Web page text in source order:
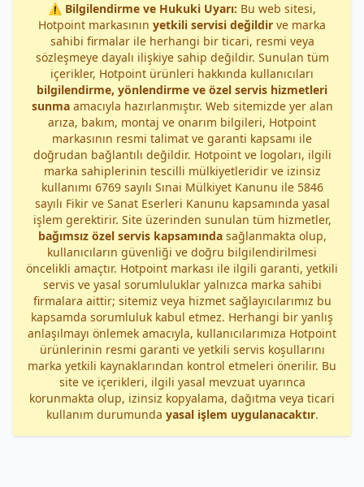
⚠️ Bilgilendirme ve Hukuki Uyarı: Bu web sitesi,
Hotpoint markasının yetkili servisi değildir ve marka
sahibi firmalar ile herhangi bir ticari, resmi veya
sözleşmeye dayalı ilişkiye sahip değildir. Sunulan tüm
içerikler, Hotpoint ürünleri hakkında kullanıcıları
bilgilendirme, yönlendirme ve özel servis hizmetleri
sunmaamacıyla hazırlanmıştır. Web sitemizde yer alan
arıza, bakım, montaj ve onarım bilgileri, Hotpoint
markasının resmi talimat ve garanti kapsamı ile
doğrudan bağlantılı değildir. Hotpoint ve logoları, ilgili
marka sahiplerinin tescilli mülkiyetleridir ve izinsiz
kullanımı 6769 sayılı Sınai Mülkiyet Kanunu ile 5846
sayılı Fikir ve Sanat Eserleri Kanunu kapsamında yasal
işlem gerektirir. Site üzerinden sunulan tüm hizmetler,
bağımsız özel servis kapsamındasağlanmakta olup,
kullanıcıların güvenliği ve doğru bilgilendirilmesi
öncelikli amaçtır. Hotpoint markası ile ilgili garanti, yetkili
servis ve yasal sorumluluklar yalnızca marka sahibi
firmalara aittir; sitemiz veya hizmet sağlayıcılarımız bu
kapsamda sorumluluk kabul etmez. Herhangi bir yanlış
anlaşılmayı önlemek amacıyla, kullanıcılarımıza Hotpoint
ürünlerinin resmi garanti ve yetkili servis koşullarını
marka yetkili kaynaklarından kontrol etmeleri önerilir. Bu
site ve içerikleri, ilgili yasal mevzuat uyarınca
korunmakta olup, izinsiz kopyalama, dağıtma veya ticari
kullanım durumunda yasal işlem uygulanacaktır.